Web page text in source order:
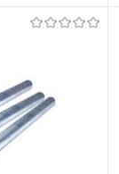
Сравнение